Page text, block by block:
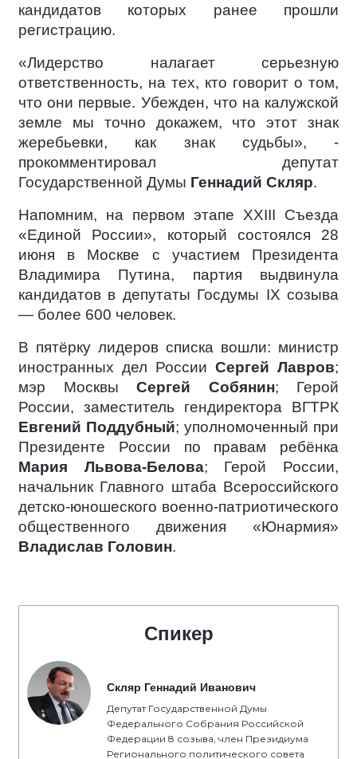
кандидатов которых ранее прошли
регистрацию.
«Лидерство налагает серьезную
ответственность, на тех, кто говорит о том,
что они первые. Убежден, что на калужской
земле мы точно докажем, что этот знак
жеребьевки, как знак судьбы», -
прокомментировал депутат
Государственной Думы Геннадий Скляр.
Напомним, на первом этапе XXIII Съезда
«Единой России», который состоялся 28
июня в Москве с участием Президента
Владимира Путина, партия выдвинула
кандидатов в депутаты Госдумы IX созыва
— более 600 человек.
В пятёрку лидеров списка вошли: министр
иностранных дел России Сергей Лавров;
мэр Москвы Сергей Собянин; Герой
России, заместитель гендиректора ВГТРК
Евгений Поддубный; уполномоченный при
Президенте России по правам ребёнка
Мария Львова-Белова; Герой России,
начальник Главного штаба Всероссийского
детско-юношеского военно-патриотического
общественного движения «Юнармия»
Владислав Головин.
Спикер
Скляр Геннадий Иванович
Депутат Государственной Думы
Федерального Собрания Российской
Федерации 8 созыва, член Президиума
Регионального политического совета